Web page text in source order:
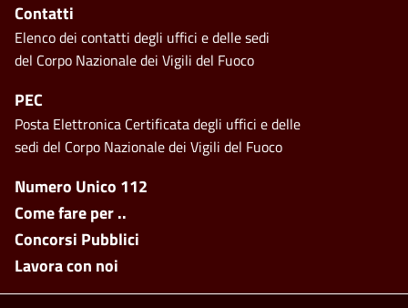
Footer side menu
Numero Unico 112
Come fare per ..
Concorsi Pubblici
Lavora con noi
Contatti
Elenco dei contatti degli uffici e delle sedi
del Corpo Nazionale dei Vigili del Fuoco
PEC
Posta Elettronica Certificata degli uffici e delle
sedi del Corpo Nazionale dei Vigili del Fuoco